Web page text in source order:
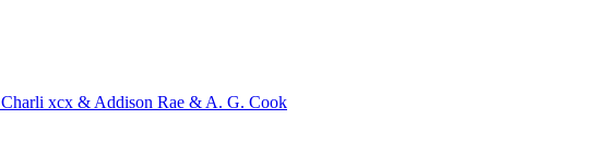
Charli xcx & Addison Rae & A. G. Cook